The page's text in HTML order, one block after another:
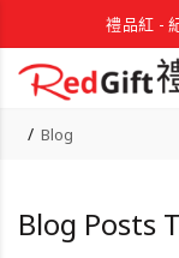
禮品紅 -
Blog
Blog Posts